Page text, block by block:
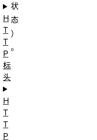
状
态
）
。
H
T
T
P
标
头
H
T
T
P